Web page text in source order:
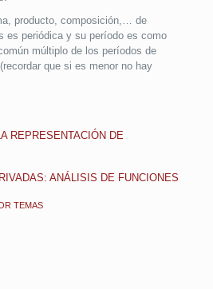
producto, composición,… de
es periódica y su período es como
múltiplo de los períodos de
que si es menor no hay
REPRESENTACIÓN DE
ANÁLISIS DE FUNCIONES
TEMAS